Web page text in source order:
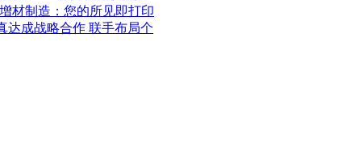
材制造：您的所见即打印
达成战略合作 联手布局个